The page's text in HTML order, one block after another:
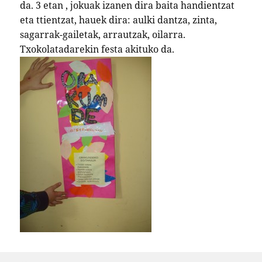
da. 3 etan , jokuak izanen dira baita handientzat
eta ttientzat, hauek dira: aulki dantza, zinta,
sagarrak-gailetak, arrautzak, oilarra.
Txokolatadarekin festa akituko da.